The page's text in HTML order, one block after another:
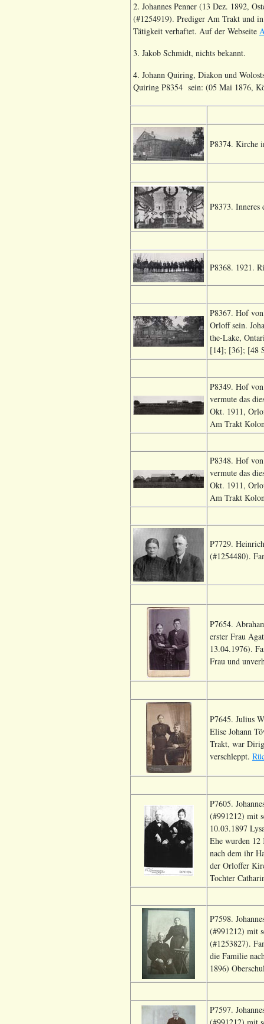
2. Johannes Penner (13 Dez. 1892,
(#1254919). Prediger Am Trakt und
Tätigkeit verhaftet. Auf der Webseite
3. Jakob Schmidt, nichts bekannt.
4. Johann Quiring, Diakon und
Quiring P8354 sein: (05 Mai 1876,
P8374. Kirche
P8373.
P8368. 1921.
P8367. Hof
Orloff sein.
the-Lake,
[14]; [36]; [48
P8349. Hof
vermute das
Okt. 1911,
Am Trakt
P8348. Hof
vermute das
Okt. 1911,
Am Trakt
P7729.
(#1254480).
P7654.
erster Frau
13.04.1976).
Frau und
P7645. Julius
Elise Johann
Trakt, war
verschleppt.
P7605.
(#991212) mit
10.03.1897
Ehe wurden 12
nach dem ihr
der Orloffer
Tochter
P7598.
(#991212) mit
(#1253827).
die Familie
1896)
P7597.